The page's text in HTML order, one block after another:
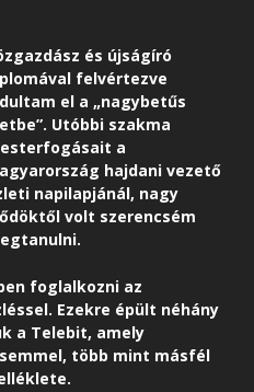
és újságíró
felvértezve
el a „nagybetűs
Utóbbi szakma
a
hajdani vezető
napilapjánál, nagy
volt szerencsém
foglalkozni az
Ezekre épült néhány
a Telebit, amely
több mint másfél